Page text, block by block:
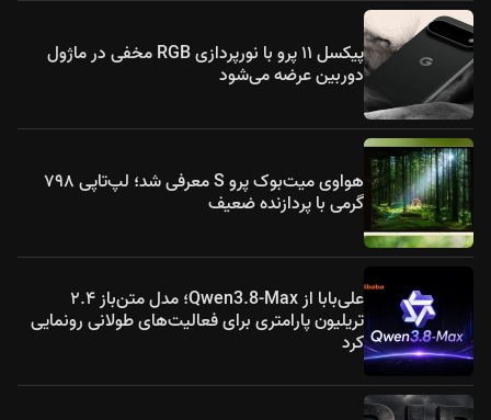
پیکسل ۱۱ پرو با نورپردازی RGB مخفی در ماژول
دوربین عرضه می‌شود
هواوی میت‌بوک پرو S معرفی شد؛ لپ‌تاپی ۷۹۸
گرمی با پردازنده ضعیف
علی‌بابا از Qwen3.8-Max؛ مدل متن‌باز ۲.۴
تریلیون پارامتری برای فعالیت‌های طولانی رونمایی
کرد